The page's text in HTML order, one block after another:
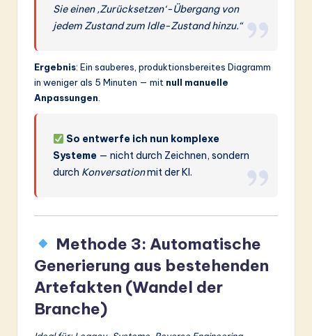
Sie einen ‚Zurücksetzen‘-Übergang von
jedem Zustand zum Idle-Zustand hinzu.“
Ergebnis: Ein sauberes, produktionsbereites Diagramm
in weniger als 5 Minuten — mit null manuelle
Anpassungen.
So entwerfe ich nun komplexe
Systeme — nicht durch Zeichnen, sondern
durch Konversationmit der KI.
Methode 3: Automatische
Generierung aus bestehenden
Artefakten (Wandel der
Branche)